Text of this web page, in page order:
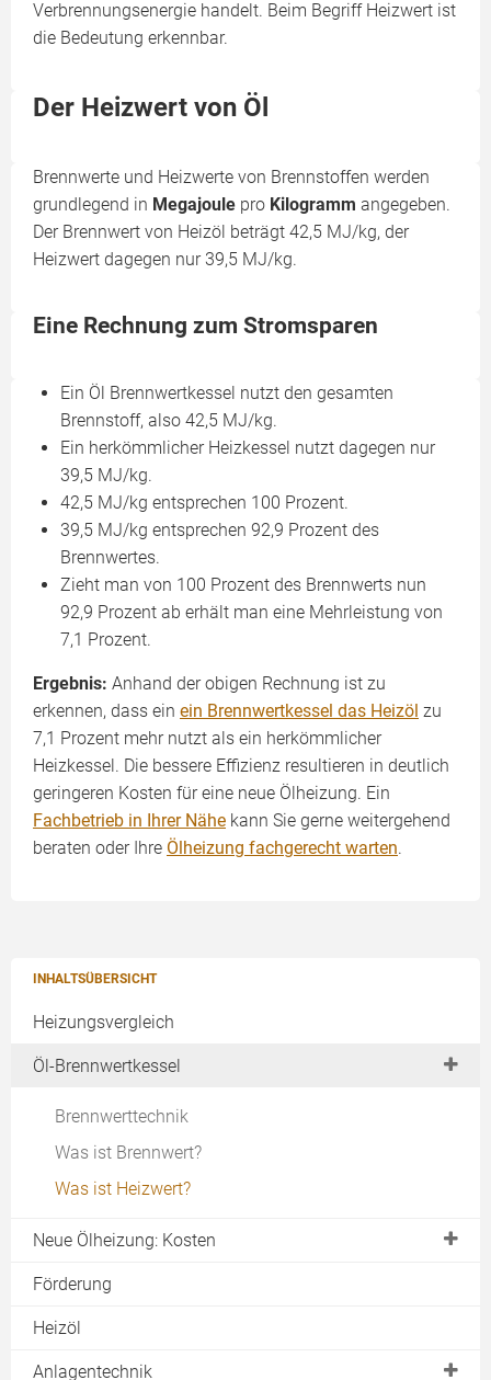
INHALTSÜBERSICHT
Heizungsvergleich
Öl-Brennwertkessel
Brennwerttechnik
Was ist Brennwert?
Was ist Heizwert?
Neue Ölheizung: Kosten
Brennwertkessel
Heizkosten sparen
Förderung
Heizöl
Anlagentechnik
Verbrennungsenergie handelt. Beim Begriff Heizwert ist
die Bedeutung erkennbar.
Der Heizwert von Öl
Brennwerte und Heizwerte von Brennstoffen werden
grundlegend in Megajoule pro Kilogramm angegeben.
Der Brennwert von Heizöl beträgt 42,5 MJ/kg, der
Heizwert dagegen nur 39,5 MJ/kg.
Eine Rechnung zum Stromsparen
Ein Öl Brennwertkessel nutzt den gesamten
Brennstoff, also 42,5 MJ/kg.
Ein herkömmlicher Heizkessel nutzt dagegen nur
39,5 MJ/kg.
42,5 MJ/kg entsprechen 100 Prozent.
39,5 MJ/kg entsprechen 92,9 Prozent des
Brennwertes.
Zieht man von 100 Prozent des Brennwerts nun
92,9 Prozent ab erhält man eine Mehrleistung von
7,1 Prozent.
Ergebnis: Anhand der obigen Rechnung ist zu
erkennen, dass ein ein Brennwertkessel das Heizöl zu
7,1 Prozent mehr nutzt als ein herkömmlicher
Heizkessel. Die bessere Effizienz resultieren in deutlich
geringeren Kosten für eine neue Ölheizung. Ein
Fachbetrieb in Ihrer Nähe kann Sie gerne weitergehend
beraten oder Ihre Ölheizung fachgerecht warten.